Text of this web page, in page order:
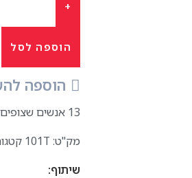
הוספה לסל
הוספה
13 אנשים
מק"ט: 101T
שיתוף: